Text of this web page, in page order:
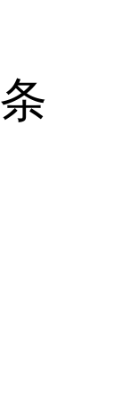
条